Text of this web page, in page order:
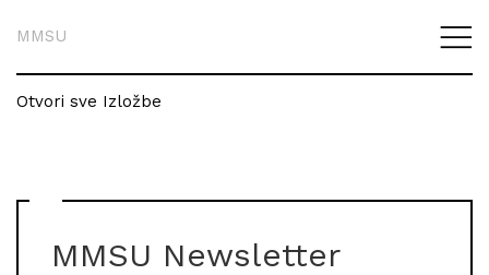
MMSU
Otvori sve Izložbe
MMSU Newsletter